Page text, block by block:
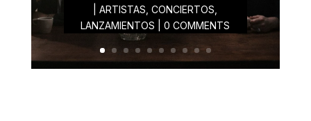
|ARTISTAS ,CONCIERTOS
LANZAMIENTOS | 0 COMMENTS